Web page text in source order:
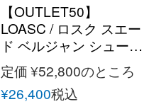
【OUTLET50】
LOASC / ロスク スエー
ド ベルジャン シューズ
メンズ イタリア 靴 ロ
ーファー
定価¥52,800のところ
¥26,400税込